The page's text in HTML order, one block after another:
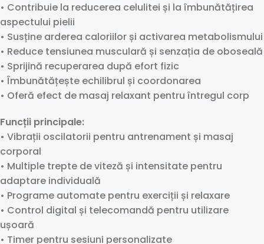
• Contribuie la reducerea celulitei și la îmbunătățirea
aspectului pielii
• Susține arderea caloriilor și activarea metabolismului
• Reduce tensiunea musculară și senzația de oboseală
• Sprijină recuperarea după efort fizic
• Îmbunătățește echilibrul și coordonarea
• Oferă efect de masaj relaxant pentru întregul corp
Funcții principale:
• Vibrații oscilatorii pentru antrenament și masaj
corporal
• Multiple trepte de viteză și intensitate pentru
adaptare individuală
• Programe automate pentru exerciții și relaxare
• Control digital și telecomandă pentru utilizare
ușoară
• Timer pentru sesiuni personalizate